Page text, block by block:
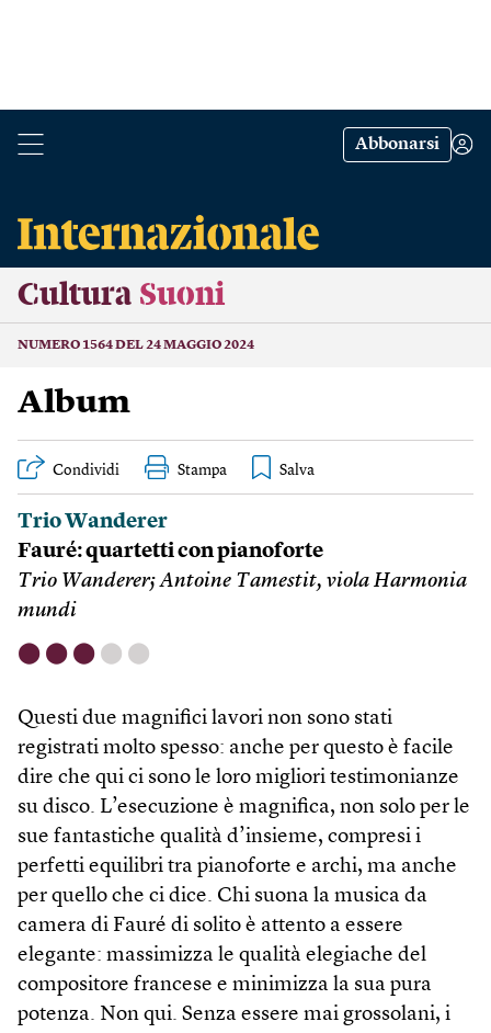
Abbonarsi
Cultura Suoni
NUMERO 1564 DEL 24 MAGGIO 2024
Album
Condividi Stampa
Trio Wanderer
Fauré: quartetti con pianoforte
Trio Wanderer; Antoine Tamestit, viola Harmonia
mundi
⬤ ⬤ ⬤ ⬤ ⬤
Questi due magnifici lavori non sono stati
registrati molto spesso: anche per questo è facile
dire che qui ci sono le loro migliori testimonianze
su disco. L’esecuzione è magnifica, non solo per le
sue fantastiche qualità d’insieme, compresi i
perfetti equilibri tra pianoforte e archi, ma anche
per quello che ci dice. Chi suona la musica da
camera di Fauré di solito è attento a essere
elegante: massimizza le qualità elegiache del
compositore francese e minimizza la sua pura
potenza. Non qui. Senza essere mai grossolani, i